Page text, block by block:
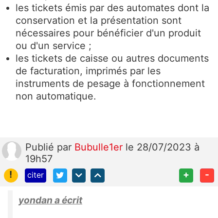
les tickets émis par des automates dont la
conservation et la présentation sont
nécessaires pour bénéficier d'un produit
ou d'un service ;
les tickets de caisse ou autres documents
de facturation, imprimés par les
instruments de pesage à fonctionnement
non automatique.
Publié par Bubulle1er le 28/07/2023 à
19h57
!
citer + -
yondan a écrit